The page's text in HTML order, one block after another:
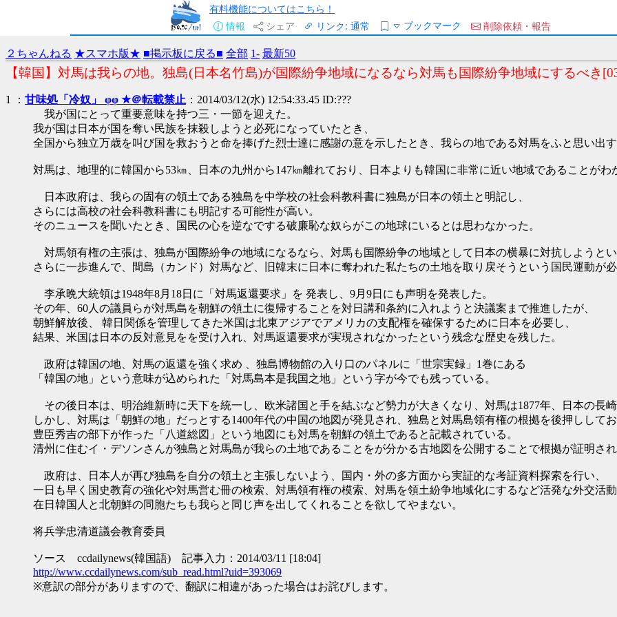
有料機能についてはこちら！
情報
シェア リンク: 通常 ブックマーク 削除依頼・報告